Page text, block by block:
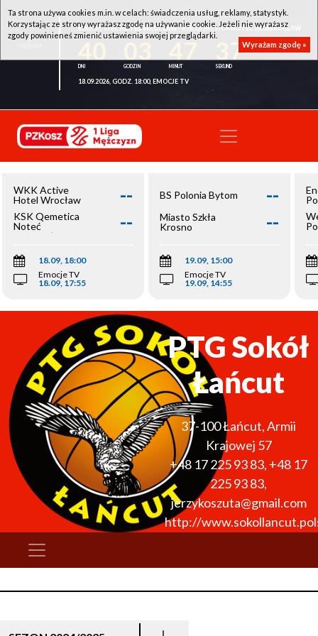
WKK ACTIVE HOTEL WROCŁAW - KSK QEMETICA NOTEĆ INOWROCŁAW
37
18.09.2026, GODZ. 18:00, EMOCJE TV
WKK Active
Hotel Wrocław
--
KSK Qemetica
Noteć
Inowrocław
--
18.09, 18:00
Emocje TV
18.09, 17:55
BS Polonia Bytom --
Miasto Szkła
Krosno
--
19.09, 15:00
Emocje TV
19.09, 14:55
PTG Sokół
Łańcut
37-100Łańcut,Armii
Krajowej 57
+48 17 225 93 83, +48 17
225 93 83,
jerzykoszuta@gmail.com
http://
Ta strona używa cookies m.in. w celach: świadczenia usług, reklamy, statystyk.
Korzystając ze strony wyrażasz zgodę na używanie cookie. Jeżeli nie wyrażasz
zgody powinieneś zmienić ustawienia swojej przeglądarki.
Wyrażam zgodę »